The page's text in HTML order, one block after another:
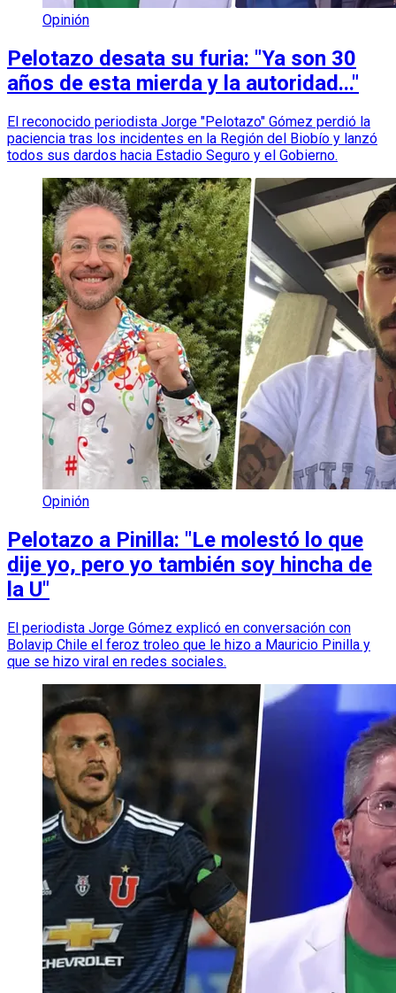
Opinión
Pelotazo desata su furia: "Ya son 30
años de esta mierda y la autoridad..."
El reconocido periodista Jorge "Pelotazo" Gómez perdió la
paciencia tras los incidentes en la Región del Biobío y lanzó
todos sus dardos hacia Estadio Seguro y el Gobierno.
Opinión
Pelotazo a Pinilla: "Le molestó lo que
dije yo, pero yo también soy hincha de
la U"
El periodista Jorge Gómez explicó en conversación con
Bolavip Chile el feroz troleo que le hizo a Mauricio Pinilla y
que se hizo viral en redes sociales.